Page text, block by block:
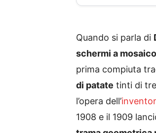
Quando si parla di
schermi a mosaico
prima compiuta
di patate tinti di tre
l’opera dell’
1908 e il 1909